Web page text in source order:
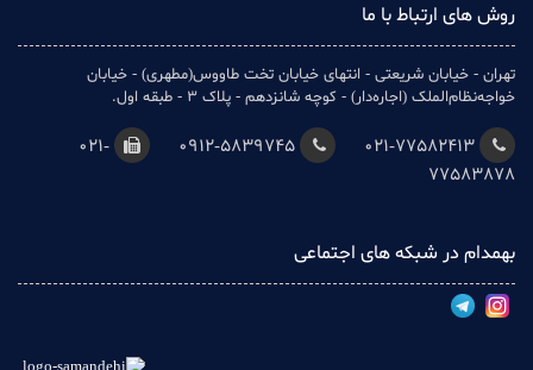
روش های ارتباط با ما
تهران - خیابان شریعتی - انتهای خیابان تخت طاووس(مطهری) - خیابان
خواجه‌نظام‌الملک (اجاره‌دار) - کوچه شانزدهم - پلاک 3 - طبقه اول.
021-
77583878
بهمدام در شبکه های اجتماعی